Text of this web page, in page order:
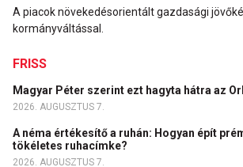
A piacok növekedésorientált gazdasági
kormányváltással.
FRISS
Magyar Péter szerint ezt hagyta hátra az
2026. AUGUSZTUS 7.
A néma értékesítő a ruhán: Hogyan épít
tökéletes ruhacímke?
2026. AUGUSZTUS 7.